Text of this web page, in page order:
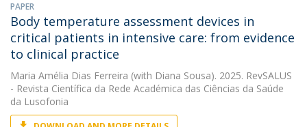
PAPER
Body temperature assessment devices in
critical patients in intensive care: from evidence
to clinical practice
Maria Amélia Dias Ferreira (with Diana Sousa). 2025. RevSALUS
- Revista Científica da Rede Académica das Ciências da Saúde
da Lusofonia